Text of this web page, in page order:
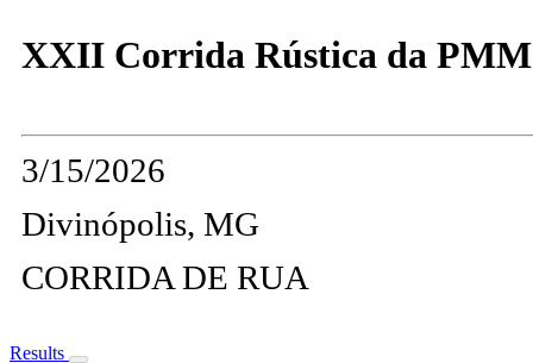
XXII Corrida Rústica da
3/15/2026
Divinópolis, MG
CORRIDA DE RUA
Results